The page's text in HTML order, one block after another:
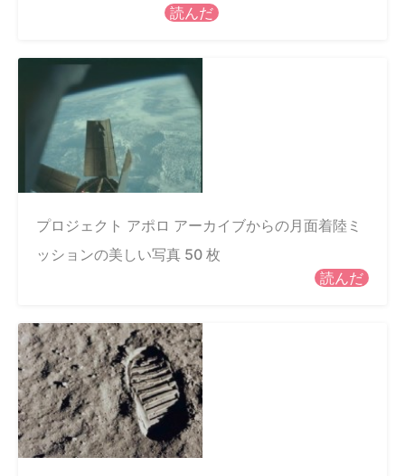
読んだ
プロジェクト アポロ アーカイブからの月面着陸ミ
ッションの美しい写真 50 枚
読んだ